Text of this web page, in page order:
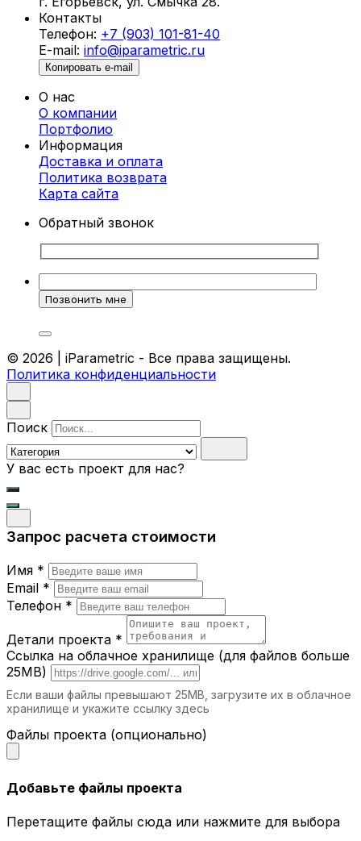
Контакты
Телефон: +7 (903) 101-81-40
E-mail: info@iparametric.ru
Копировать e-mail
О нас
О компании
Портфолио
Информация
Доставка и оплата
Политика возврата
Карта cайта
Обратный звонок
© 2026 | iParametric - Все права защищены.
Политика конфиденциальности
Поиск
У вас есть проект для нас?
Запрос расчета стоимости
Имя *
Email *
Телефон *
Детали проекта *
Ссылка на облачное хранилище (для файлов больше
25MB)
Если ваши файлы превышают 25MB, загрузите их в облачное
хранилище и укажите ссылку здесь
Файлы проекта (опционально)
Добавьте файлы проекта
Перетащите файлы сюда или нажмите для выбора